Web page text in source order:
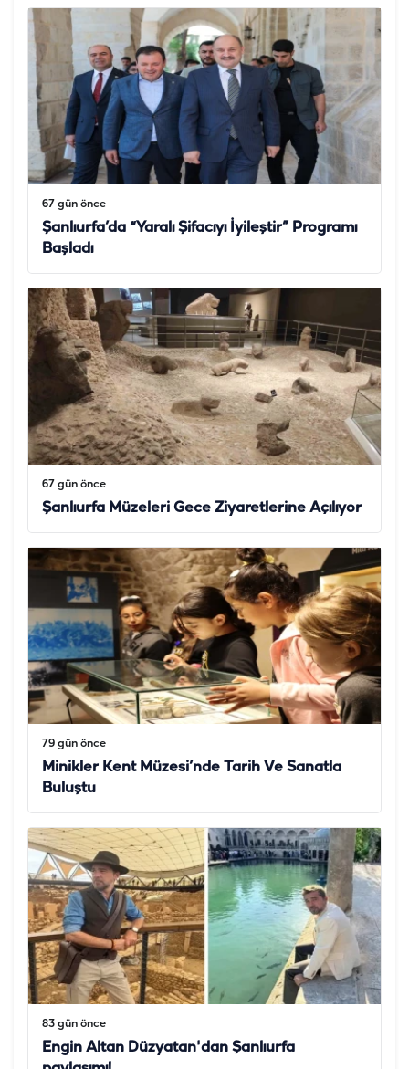
67 gün önce
Şanlıurfa’da “Yaralı Şifacıyı İyileştir” Programı
Başladı
67 gün önce
Şanlıurfa Müzeleri Gece Ziyaretlerine Açılıyor
79 gün önce
Minikler Kent Müzesi’nde Tarih Ve Sanatla
Buluştu
83 gün önce
Engin Altan Düzyatan'dan Şanlıurfa